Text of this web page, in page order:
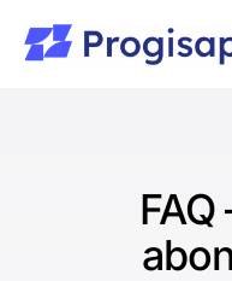
contenu
FAQ